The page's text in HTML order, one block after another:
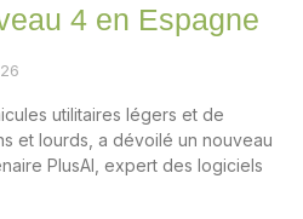
4 en Espagne
utilitaires légers et de
et lourds, a dévoilé un nouveau
PlusAI, expert des logiciels